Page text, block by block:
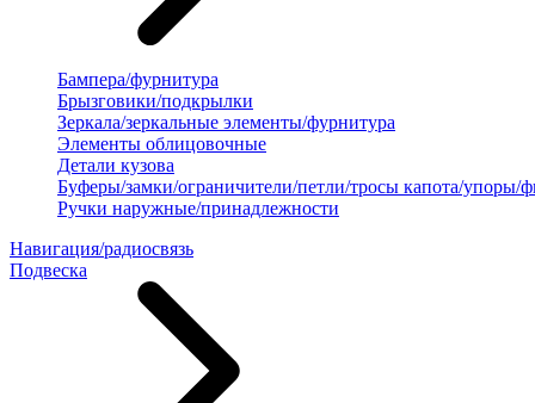
Бампера/фурнитура
Брызговики/подкрылки
Зеркала/зеркальные элементы/фурнитура
Элементы облицовочные
Детали кузова
Буферы/замки/ограничители/петли/тросы капота/упоры/
Ручки наружные/принадлежности
Навигация/радиосвязь
Подвеска